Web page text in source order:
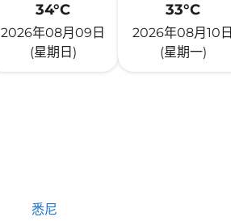
34°C
2026年08月09日
(星期日)
33°C
2026年08月10日
(星期一)
悉尼